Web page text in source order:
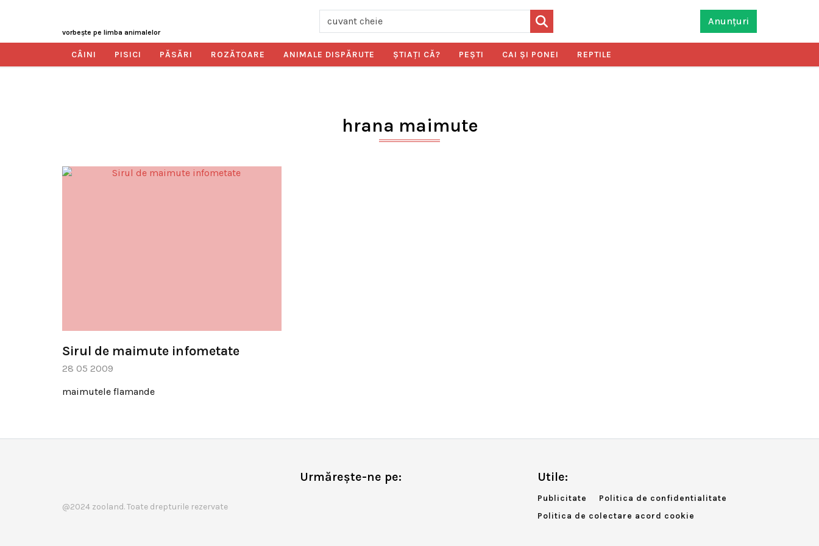
vorbeşte pe limba animalelor
Anunțuri
CÂINI PISICI PĂSĂRI ROZĂTOARE ANIMALE DISPĂRUTE ŞTIAŢI CĂ? PEŞTI CAI ŞI PONEI REPTILE
hrana maimute
Sirul de maimute infometate
28 05 2009
maimutele flamande
@2024 zooland. Toate drepturile rezervate
Urmărește-ne pe: Utile:
Publicitate
Politica de confidentialitate
Politica de colectare acord cookie